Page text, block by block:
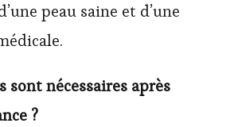
peau saine et d’une
sont nécessaires après
?